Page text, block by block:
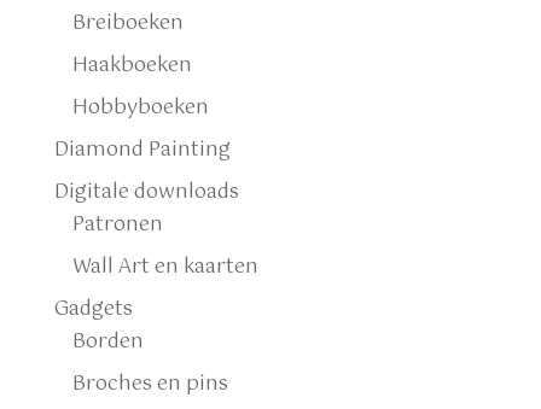
Breiboeken
Haakboeken
Hobbyboeken
Diamond Painting
Digitale downloads
Patronen
Wall Art en kaarten
Gadgets
Borden
Broches en pins